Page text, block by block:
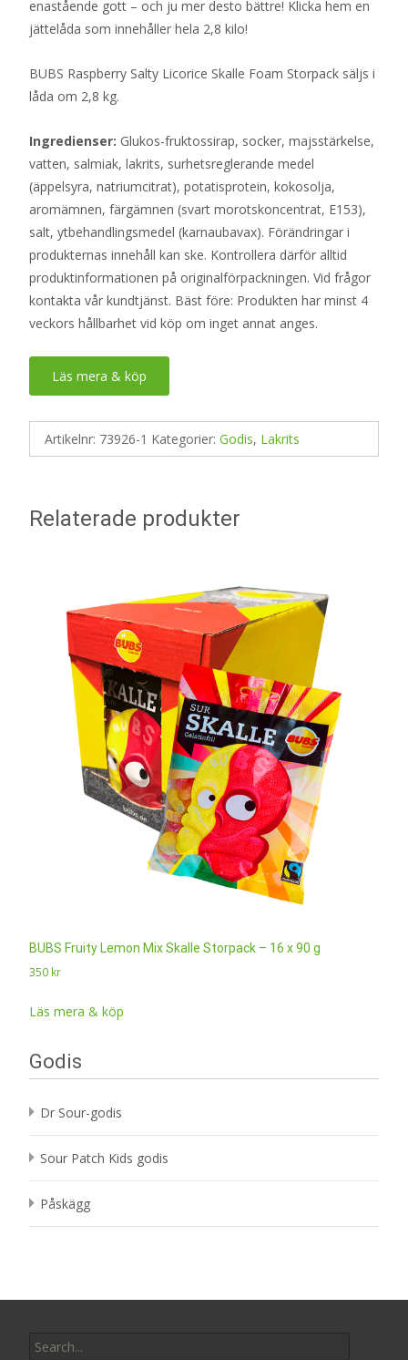
enastående gott – och ju mer desto bättre! Klicka hem en
jättelåda som innehåller hela 2,8 kilo!
BUBS Raspberry Salty Licorice Skalle Foam Storpack säljs i
låda om 2,8 kg.
Ingredienser: Glukos-fruktossirap, socker, majsstärkelse,
vatten, salmiak, lakrits, surhetsreglerande medel
(äppelsyra, natriumcitrat), potatisprotein, kokosolja,
aromämnen, färgämnen (svart morotskoncentrat, E153),
salt, ytbehandlingsmedel (karnaubavax). Förändringar i
produkternas innehåll kan ske. Kontrollera därför alltid
produktinformationen på originalförpackningen. Vid frågor
kontakta vår kundtjänst. Bäst före: Produkten har minst 4
veckors hållbarhet vid köp om inget annat anges.
Läs mera & köp
Artikelnr: 73926-1 Kategorier: Godis, Lakrits
Relaterade produkter
BUBS Fruity Lemon Mix Skalle Storpack – 16 x 90 g
350 kr
Läs mera & köp
Godis
Dr Sour-godis
Sour Patch Kids godis
Påskägg
for: